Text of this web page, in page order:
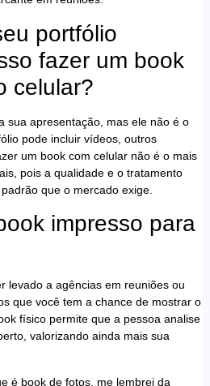
portfólio
fazer um book
celular?
sua apresentação, mas ele não é o
pode incluir vídeos, outros
um book com celular não é o mais
pois a qualidade e o tratamento
que o mercado exige.
impresso para
levado a agências em reuniões ou
que você tem a chance de mostrar o
físico permite que a pessoa analise
valorizando ainda mais sua
é book de fotos, me lembrei da